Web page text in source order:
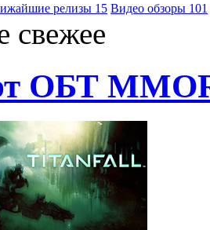
релизы 15 Видео обзоры 101
свежее
ОБТ